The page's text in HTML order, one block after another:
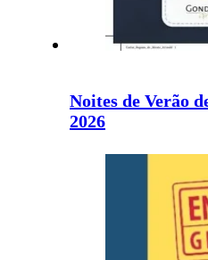
Noites de Verão
2026